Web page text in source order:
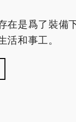
在是爲了裝備
活和事工。